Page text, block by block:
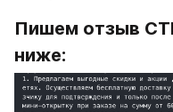
Пишем отзыв
ниже: